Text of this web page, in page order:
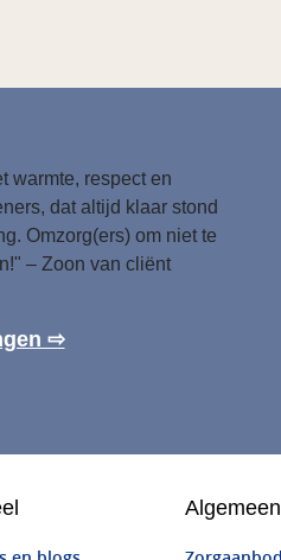
warmte, respect en
dat altijd klaar stond
Omzorg(ers) om niet te
– Zoon van cliënt
⇨
Algemeen